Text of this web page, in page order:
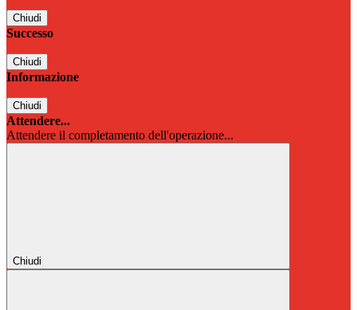
Chiudi
Successo
Chiudi
Informazione
Chiudi
Attendere...
Attendere il completamento dell'operazione...
Chiudi